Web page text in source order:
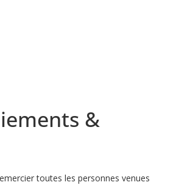
&
toutes les personnes venues